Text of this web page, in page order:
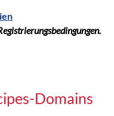
Domains